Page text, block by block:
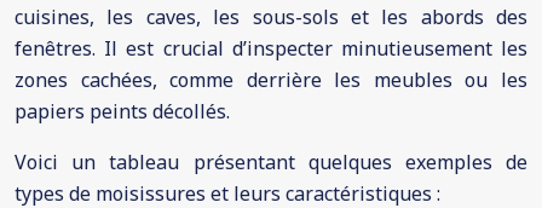
cuisines, les caves, les sous-sols et les abords des
fenêtres. Il est crucial d’inspecter minutieusement les
zones cachées, comme derrière les meubles ou les
papiers peints décollés.
Voici un tableau présentant quelques exemples de
types de moisissures et leurs caractéristiques :